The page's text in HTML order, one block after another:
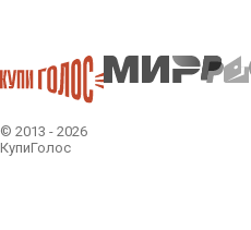
© 2013 - 2026
КупиГолос